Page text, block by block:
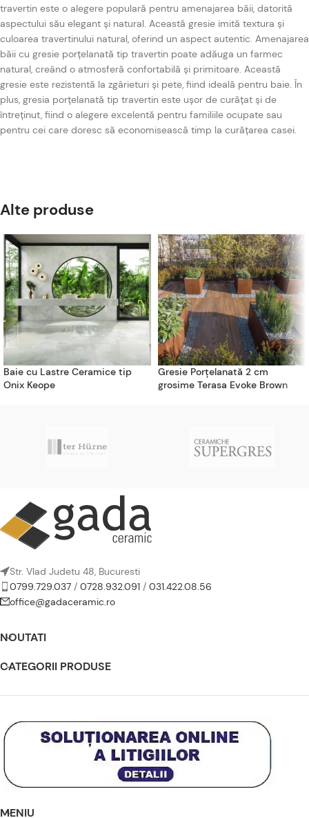
travertin este o alegere populară pentru amenajarea băii, datorită
aspectului său elegant și natural. Această gresie imită textura și
culoarea travertinului natural, oferind un aspect autentic. Amenajarea
băii cu gresie porțelanată tip travertin poate adăuga un farmec
natural, creând o atmosferă confortabilă și primitoare. Această
gresie este rezistentă la zgârieturi și pete, fiind ideală pentru baie. În
plus, gresia porțelanată tip travertin este ușor de curățat și de
întreținut, fiind o alegere excelentă pentru familiile ocupate sau
pentru cei care doresc să economisească timp la curățarea casei.
Alte produse
Baie cu Lastre Ceramice tip
Onix Keope
Gresie Porțelanată 2 cm
grosime Terasa Evoke Brown
Str. Vlad Judetu 48, Bucuresti
0799.729.037 / 0728.932.091 / 031.422.08.56
office@gadaceramic.ro
NOUTATI
CATEGORII PRODUSE
MENIU